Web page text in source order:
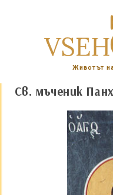
Животът
Св. мъченик